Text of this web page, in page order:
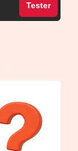
Tester